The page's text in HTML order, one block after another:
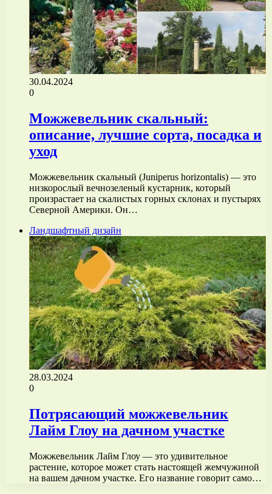
30.04.2024
0
Можжевельник скальный:
описание, лучшие сорта, посадка и
уход
Можжевельник скальный (Juniperus horizontalis) — это
низкорослый вечнозеленый кустарник, который
произрастает на скалистых горных склонах и пустырях
Северной Америки. Он…
Ландшафтный дизайн
28.03.2024
0
Потрясающий можжевельник
Лайм Глоу на дачном участке
Можжевельник Лайм Глоу — это удивительное
растение, которое может стать настоящей жемчужиной
на вашем дачном участке. Его название говорит само…